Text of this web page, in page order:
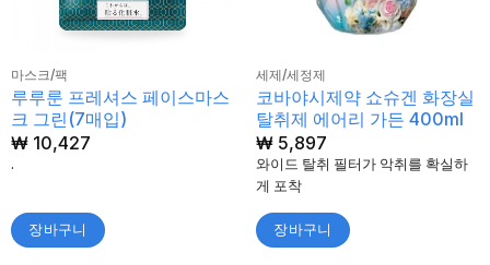
마스크/팩
루루룬 프레셔스 페이스마스
크 그린(7매입)
₩10,427
.
장바구니
세제/세정제
코바야시제약 쇼슈겐 화장실
탈취제 에어리 가든 400ml
₩5,897
와이드 탈취 필터가 악취를 확실하
게 포착
장바구니